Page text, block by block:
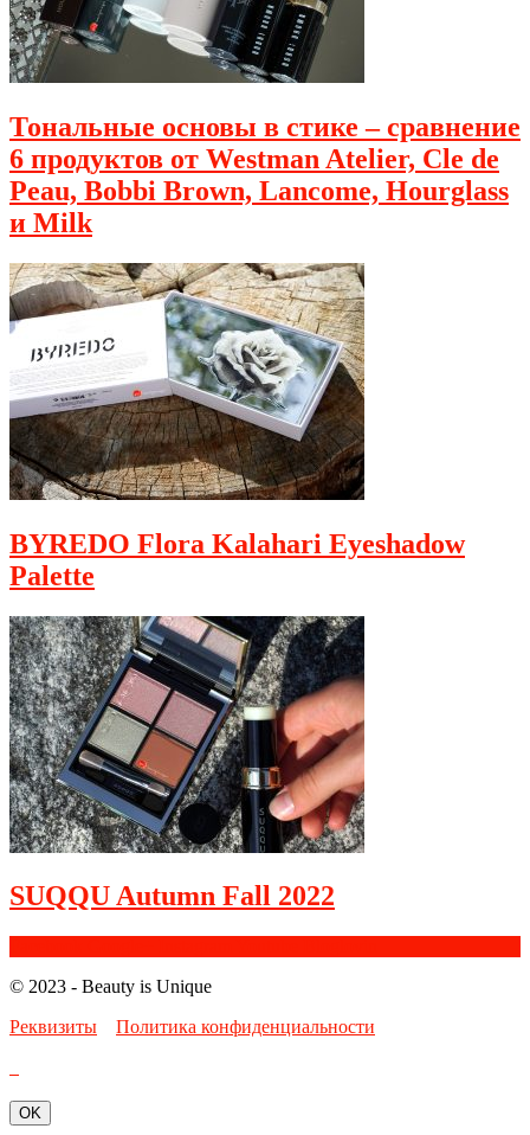
Тональные основы в стике – сравнение
6 продуктов от Westman Atelier, Cle de
Peau, Bobbi Brown, Lancome, Hourglass
и Milk
BYREDO Flora Kalahari Eyeshadow
Palette
SUQQU Autumn Fall 2022
© 2023 - Beauty is Unique
Реквизиты
Политика конфиденциальности
OK